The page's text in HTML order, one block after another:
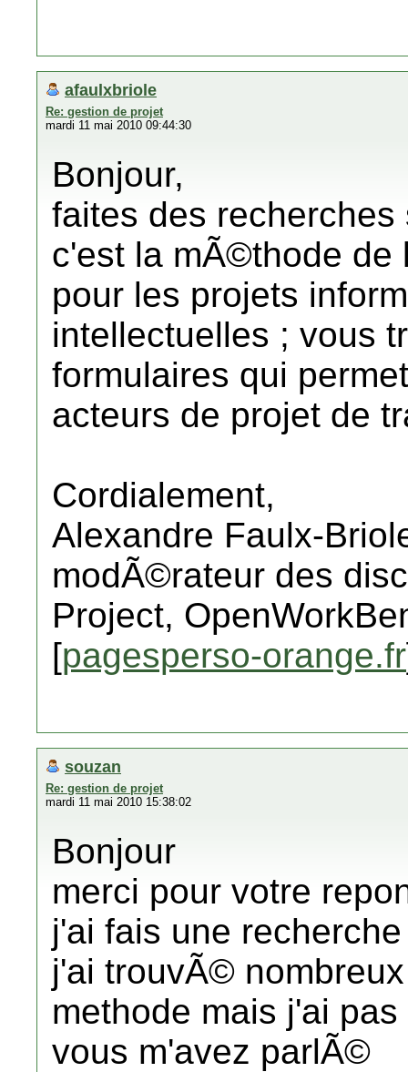
afaulxbriole
Re: gestion de projet
mardi 11 mai 2010 09:44:30
Bonjour,
faites des
c'est la mÃ©thode de
pour les projets
intellectuelles ; vous
formulaires qui
acteurs de projet de
Cordialement,
Alexandre Faulx-
modÃ©rateur des
Project,
[pagesperso-orange.fr
souzan
Re: gestion de projet
mardi 11 mai 2010 15:38:02
Bonjour
merci pour votre
j'ai fais une recherche
j'ai trouvÃ©
methode mais j'ai
vous m'avez parlÃ©